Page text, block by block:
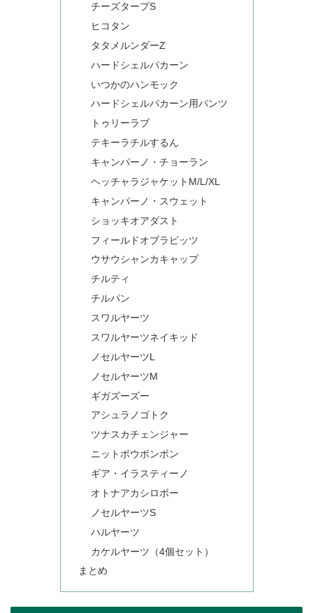
チーズタープS
ヒコタン
タタメルンダーZ
ハードシェルパカーン
いつかのハンモック
ハードシェルパカーン用パンツ
トゥリーラブ
テキーラチルするん
キャンパーノ・チョーラン
ヘッチャラジャケットM/L/XL
キャンパーノ・スウェット
ショッキオアダスト
フィールドオブラビッツ
ウサウシャンカキャップ
チルティ
チルパン
スワルヤーツ
スワルヤーツネイキッド
ノセルヤーツL
ノセルヤーツM
ギガズーズー
アシュラノゴトク
ツナスカチェンジャー
ニットボウボンボン
ギア・イラスティーノ
オトナアカシロボー
ノセルヤーツS
ハルヤーツ
カケルヤーツ（4個セット）
まとめ